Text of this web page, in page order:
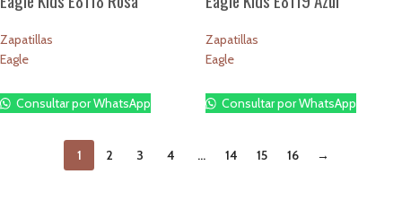
Zapatillas
Eagle
Consultar por WhatsApp
Zapatillas
Eagle
Consultar por WhatsApp
1 2 3 4 … 14 15 16 →